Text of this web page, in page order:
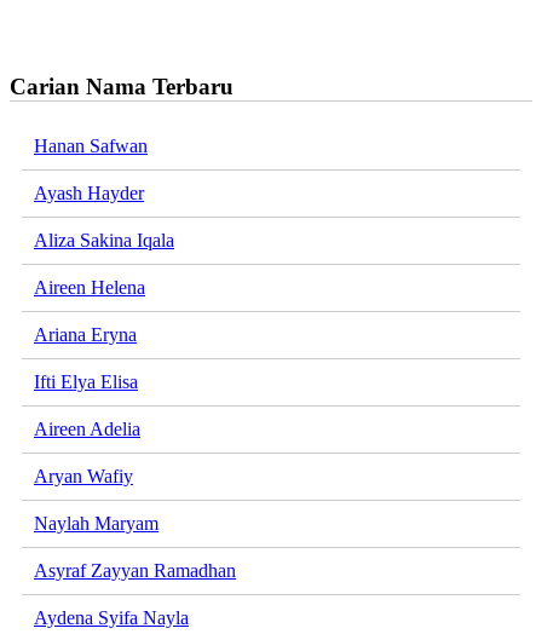
Carian Nama Terbaru
Hanan Safwan
Ayash Hayder
Aliza Sakina Iqala
Aireen Helena
Ariana Eryna
Ifti Elya Elisa
Aireen Adelia
Aryan Wafiy
Naylah Maryam
Asyraf Zayyan Ramadhan
Aydena Syifa Nayla